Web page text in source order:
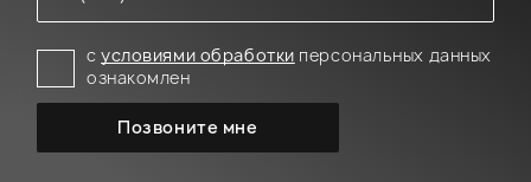
сусловиями обработки персональных данных
ознакомлен